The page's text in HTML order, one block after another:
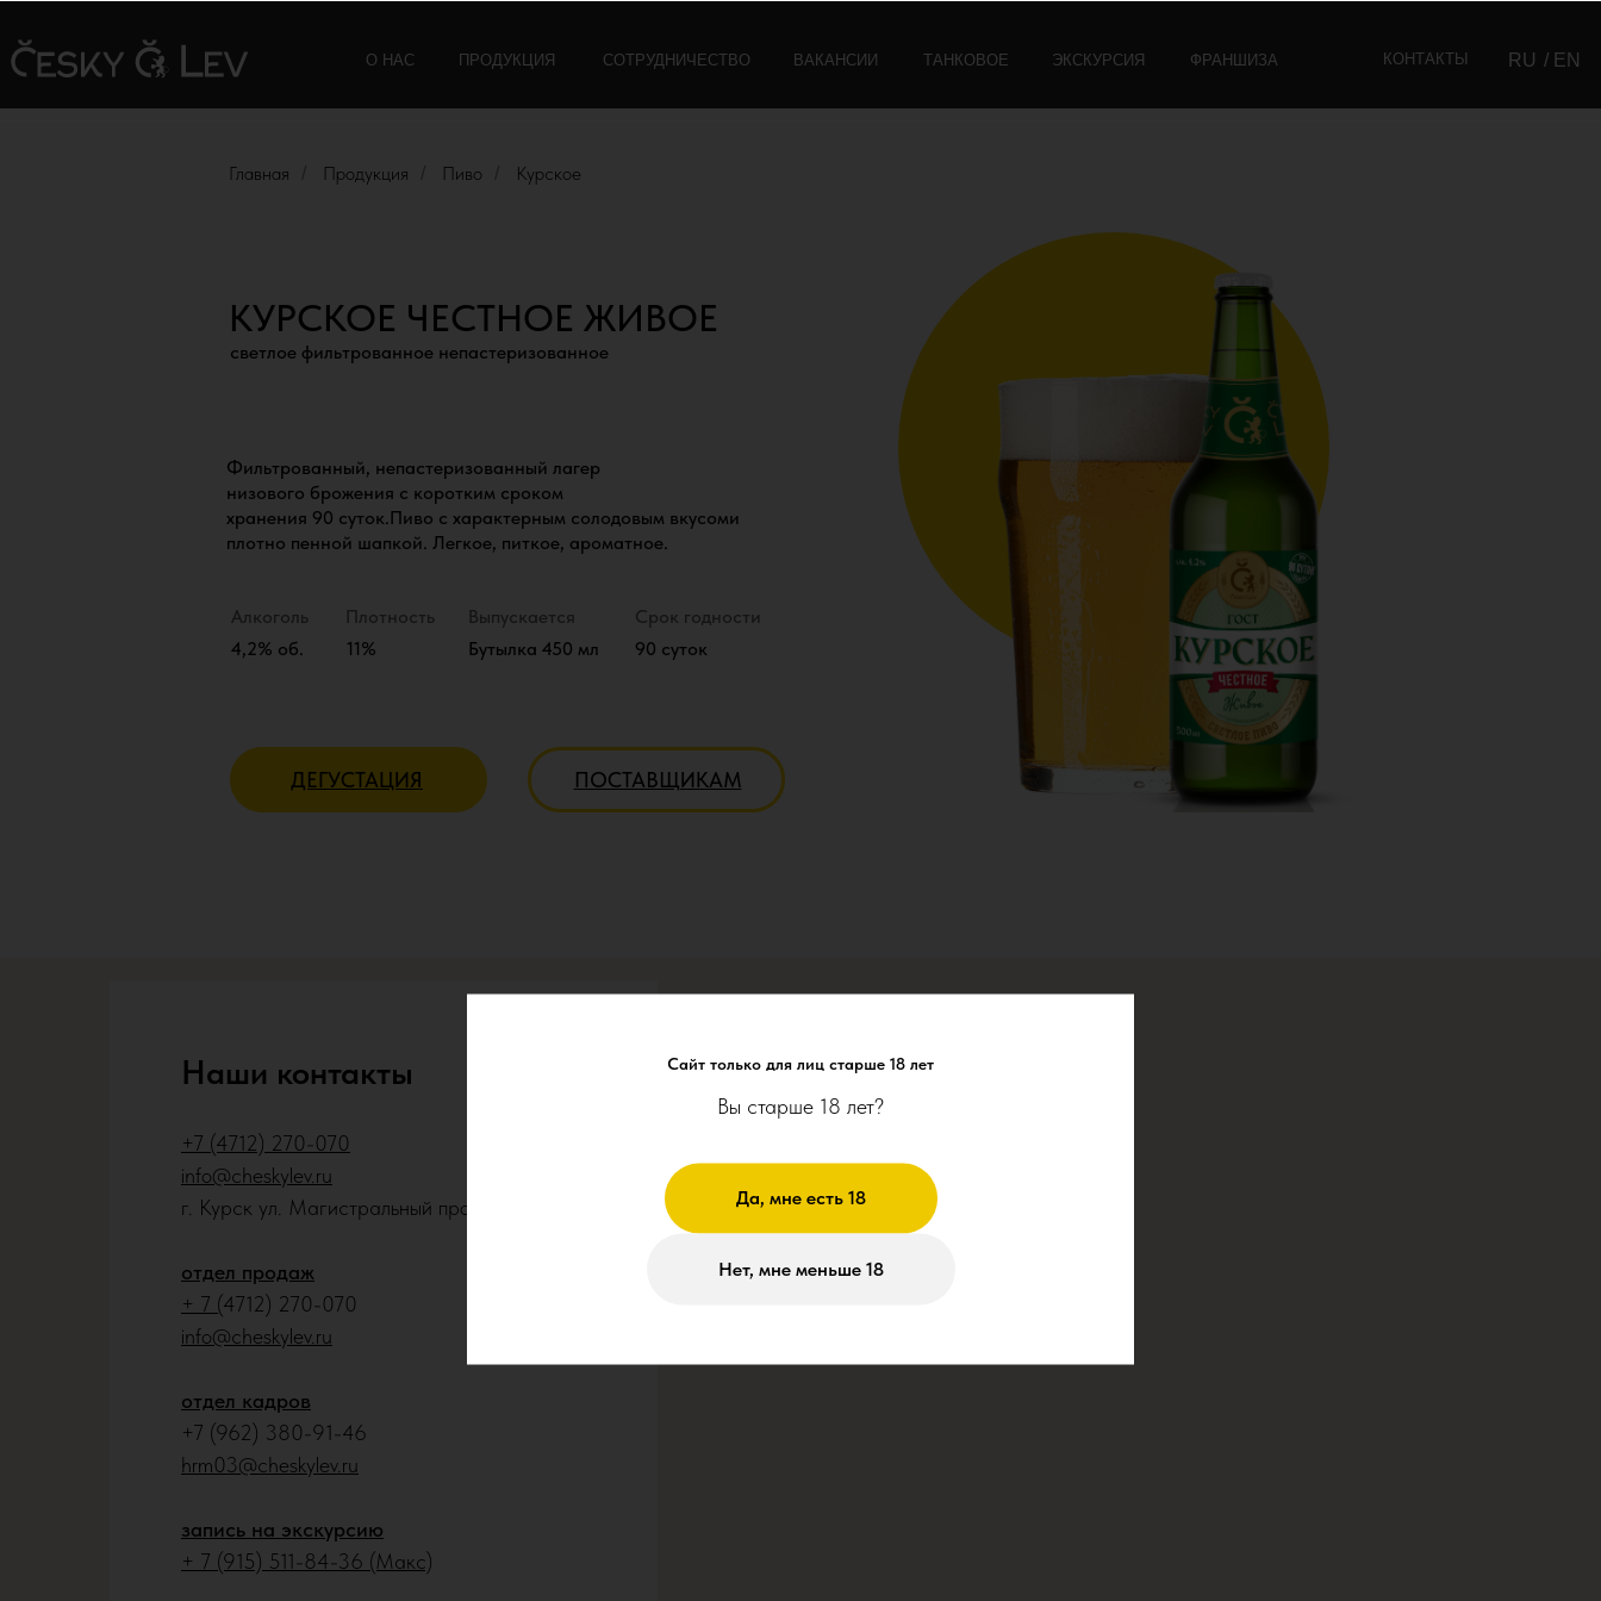
КОНТАКТЫ
ТАНКОВОЕ
ПРОДУКЦИЯ СОТРУДНИЧЕСТВО ЭКСКУРСИЯ
ВАКАНСИИ / EN
ФРАНШИЗА
О НАС
Сайт только для лиц старше 18 лет
Вы старше 18 лет?
Да, мне есть 18
Нет, мне меньше 18
Главная Продукция Пиво Курское
КУРСКОЕ ЧЕСТНОЕ ЖИВОЕ
Фильтрованный, непастеризованный лагер
низового брожения с коротким сроком
хранения 90 суток.Пиво с характерным солодовым вкусоми
плотно пенной шапкой. Легкое, питкое, ароматное.
4,2% об. 11% Бутылка 450 мл
Алкоголь Выпускается
Плотность
Срок годности
90 суток
светлое фильтрованное непастеризованное
ДЕГУСТАЦИЯ ПОСТАВЩИКАМ
Наши контакты
+7 (4712) 270-070
info@cheskylev.ru
г. Курск ул. Магистральный проезд 18П
отдел продаж
+ 7 (4712) 270-070
info@cheskylev.ru
отдел кадров
+7 (962) 380-91-46
hrm03@cheskylev.ru
запись на экскурсию
+ 7 (915) 511-84-36 (Макс)